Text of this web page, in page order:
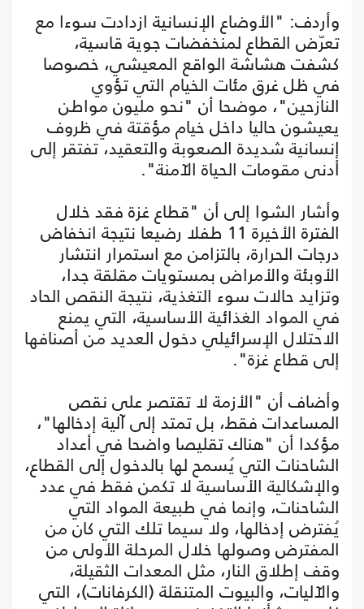
وأردف: "الأوضاع الإنسانية ازدادت سوءا مع
تعرّض القطاع لمنخفضات جوية قاسية،
كشفت هشاشة الواقع المعيشي، خصوصا
في ظل غرق مئات الخيام التي تؤوي
النازحين"، موضحا أن "نحو مليون مواطن
يعيشون حاليا داخل خيام مؤقتة في ظروف
إنسانية شديدة الصعوبة والتعقيد، تفتقر إلى
أدنى مقومات الحياة الآمنة".
وأشار الشوا إلى أن "قطاع غزة فقد خلال
الفترة الأخيرة 11 طفلا رضيعا نتيجة انخفاض
درجات الحرارة، بالتزامن مع استمرار انتشار
الأوبئة والأمراض بمستويات مقلقة جدا،
وتزايد حالات سوء التغذية، نتيجة النقص الحاد
في المواد الغذائية الأساسية، التي يمنع
الاحتلال الإسرائيلي دخول العديد من أصنافها
إلى قطاع غزة".
وأضاف أن "الأزمة لا تقتصر على نقص
المساعدات فقط، بل تمتد إلى آلية إدخالها"،
مؤكدا أن "هناك تقليصا واضحا في أعداد
الشاحنات التي يُسمح لها بالدخول إلى القطاع،
والإشكالية الأساسية لا تكمن فقط في عدد
الشاحنات، وإنما في طبيعة المواد التي
يُفترض إدخالها، ولا سيما تلك التي كان من
المفترض وصولها خلال المرحلة الأولى من
وقف إطلاق النار، مثل المعدات الثقيلة،
والآليات، والبيوت المتنقلة (الكرفانات)، التي